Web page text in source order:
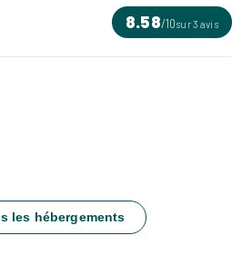
8.58/10sur 3 avis
les hébergements